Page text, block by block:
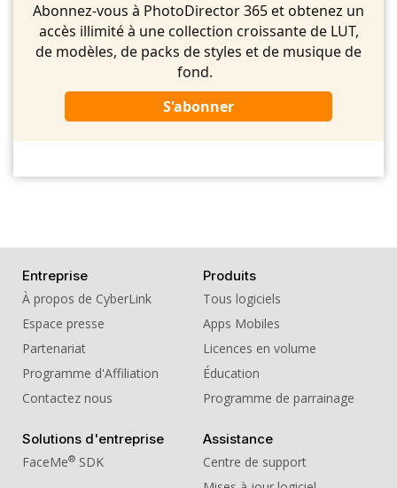
Abonnez-vous à PhotoDirector 365 et obtenez un
accès illimité à une collection croissante de LUT,
de modèles, de packs de styles et de musique de
fond.
S'abonner
Entreprise
À propos de CyberLink
Espace presse
Partenariat
Programme d'Affiliation
Contactez nous
Produits
Tous logiciels
Apps Mobiles
Licences en volume
Éducation
Programme de parrainage
Solutions d'entreprise
FaceMe® SDK
Assistance
Centre de support